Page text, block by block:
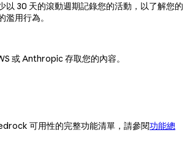
30 天的滾動週期記錄您的活動，以了解您的
用行為。
或 Anthropic 存取您的內容。
可用性的完整功能清單，請參閱功能總